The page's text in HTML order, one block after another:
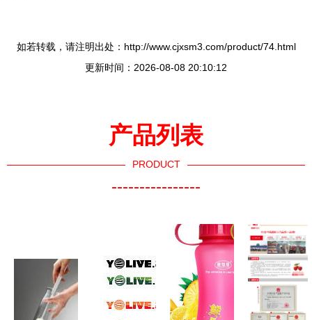
如若转载，请注明出处：http://www.cjxsm3.com/product/74.html
更新时间：2026-08-08 20:10:12
产品列表
PRODUCT
----------------